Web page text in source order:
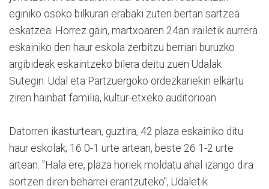
eginiko osoko bilkuran erabaki zuten bertan sartzea
eskatzea. Horrez gain, martxoaren 24an irailetik aurrera
eskainiko den haur eskola zerbitzu berriari buruzko
argibideak eskaintzeko bilera deitu zuen Udalak
Sutegin. Udal eta Partzuergoko ordezkariekin elkartu
ziren hainbat familia, kultur-etxeko auditorioan.
Datorren ikasturtean, guztira, 42 plaza eskainiko ditu
haur eskolak; 16 0-1 urte artean, beste 26 1-2 urte
artean. "Hala ere, plaza horiek moldatu ahal izango dira
sortzen diren beharrei erantzuteko", Udaletik